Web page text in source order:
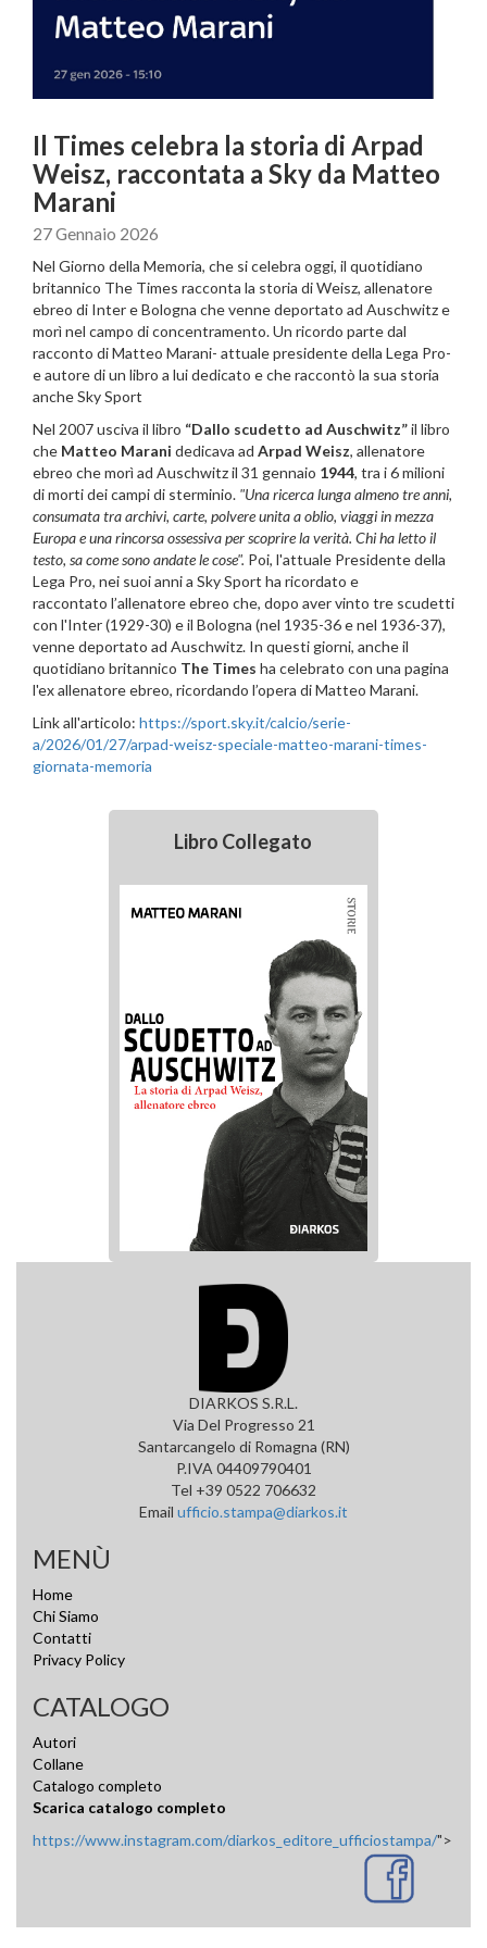
Il Times celebra la storia di Arpad
Weisz, raccontata a Sky da Matteo
Marani
27 Gennaio 2026
Nel Giorno della Memoria, che si celebra oggi, il quotidiano
britannico The Times racconta la storia di Weisz, allenatore
ebreo di Inter e Bologna che venne deportato ad Auschwitz e
morì nel campo di concentramento. Un ricordo parte dal
racconto di Matteo Marani- attuale presidente della Lega Pro-
e autore di un libro a lui dedicato e che raccontò la sua storia
anche Sky Sport
Nel 2007 usciva il libro “Dallo scudetto ad Auschwitz”il libro
che Matteo Marani dedicava ad Arpad Weisz, allenatore
ebreo che morì ad Auschwitz il 31 gennaio 1944, tra i 6 milioni
di morti dei campi di sterminio. "Una ricerca lunga almeno tre anni,
consumata tra archivi, carte, polvere unita a oblio, viaggi in mezza
Europa e una rincorsa ossessiva per scoprire la verità. Chi ha letto il
testo, sa come sono andate le cose". Poi, l'attuale Presidente della
Lega Pro, nei suoi anni a Sky Sport ha ricordato e
raccontato l’allenatore ebreo che, dopo aver vinto tre scudetti
con l'Inter (1929-30) e il Bologna (nel 1935-36 e nel 1936-37),
venne deportato ad Auschwitz. In questi giorni, anche il
quotidiano britannico The Times ha celebrato con una pagina
l'ex allenatore ebreo, ricordando l’opera di Matteo Marani.
Link all'articolo: https://sport.sky.it/calcio/serie-
a/2026/01/27/arpad-weisz-speciale-matteo-marani-times-
giornata-memoria
Libro Collegato
DIARKOS S.R.L.
Via Del Progresso 21
Santarcangelo di Romagna (RN)
P.IVA 04409790401
Tel +39 0522 706632
Email ufficio.stampa@diarkos.it
MENÙ
Home
Chi Siamo
Contatti
Privacy Policy
CATALOGO
Autori
Collane
Catalogo completo
Scarica catalogo completo
https://www.instagram.com/diarkos_editore_ufficiostampa/">